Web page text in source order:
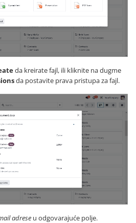
da kreirate fajl, ili kliknite na dugme
da postavite prava pristupa za fajl.
adrese u odgovarajuće polje.